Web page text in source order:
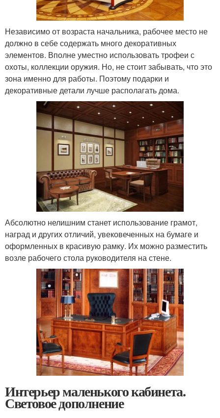
Независимо от возраста начальника, рабочее место не
должно в себе содержать много декоративных
элементов. Вполне уместно использовать трофеи с
охоты, коллекции оружия. Но, не стоит забывать, что это
зона именно для работы. Поэтому подарки и
декоративные детали лучше располагать дома.
Абсолютно нелишним станет использование грамот,
наград и других отличий, увековеченных на бумаге и
оформленных в красивую рамку. Их можно разместить
возле рабочего стола руководителя на стене.
Интерьер маленького кабинета.
Световое дополнение